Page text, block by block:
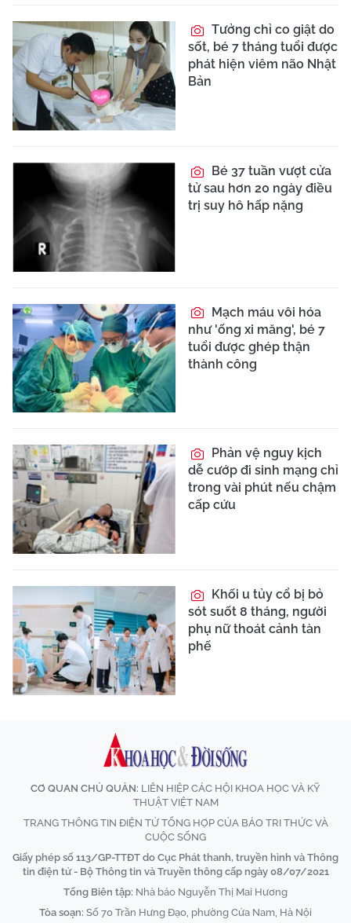
Tưởng chỉ co giật do
sốt, bé 7 tháng tuổi được
phát hiện viêm não Nhật
Bản
Bé 37 tuần vượt cửa
tử sau hơn 20 ngày điều
trị suy hô hấp nặng
Mạch máu vôi hóa
như 'ống xi măng', bé 7
tuổi được ghép thận
thành công
Phản vệ nguy kịch
dễ cướp đi sinh mạng chỉ
trong vài phút nếu chậm
cấp cứu
Khối u tủy cổ bị bỏ
sót suốt 8 tháng, người
phụ nữ thoát cảnh tàn
phế
CƠ QUAN CHỦ QUẢN: LIÊN HIỆP CÁC HỘI KHOA HỌC VÀ KỸ
THUẬT VIỆT NAM
TRANG THÔNG TIN ĐIỆN TỬ TỔNG HỢP CỦA BÁO TRI THỨC VÀ
CUỘC SỐNG
Giấy phép số 113/GP-TTĐT do Cục Phát thanh, truyền hình và Thông
tin điện tử - Bộ Thông tin và Truyền thông cấp ngày 08/07/2021
Tổng Biên tập: Nhà báo Nguyễn Thị Mai Hương
Tòa soạn: Số 70 Trần Hưng Đạo, phường Cửa Nam, Hà Nội